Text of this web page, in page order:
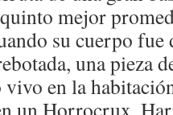
mejor
su cuerpo fue
una pieza
en la
un Horrocrux.